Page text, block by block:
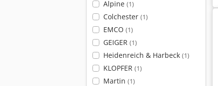
Alpine (1)
Colchester (1)
EMCO (1)
GEIGER (1)
Heidenreich & Harbeck (1)
KLOPFER (1)
Martin (1)